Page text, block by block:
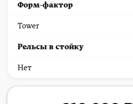
Форм-фактор
Tower
Рельсы в стойку
Нет